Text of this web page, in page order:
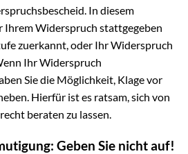
In diesem
Ihrem Widerspruch stattgegeben
zuerkannt, oder Ihr Widerspruch
Ihr Widerspruch
Sie die Möglichkeit, Klage vor
Hierfür ist es ratsam, sich von
beraten zu lassen.
Geben Sie nicht auf!